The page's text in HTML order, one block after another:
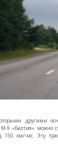
другими
М-9 «Балтия» можно
150 км/час. Эту